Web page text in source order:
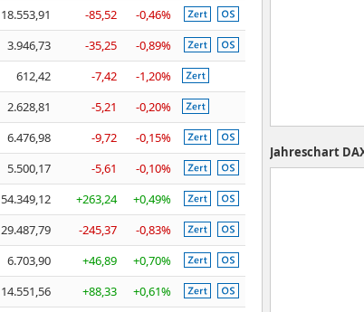
18.553,91 -85,52
-0,46%
3.946,73 -35,25
-0,89%
612,42 -7,42
-1,20%
2.628,81 -5,21
-0,20%
6.476,98 -9,72
-0,15%
5.500,17 -5,61
-0,10%
54.349,12 +263,24
+0,49%
29.487,79 -245,37
-0,83%
6.703,90 +46,89
+0,70%
14.551,56 +88,33
+0,61%
Jahreschart